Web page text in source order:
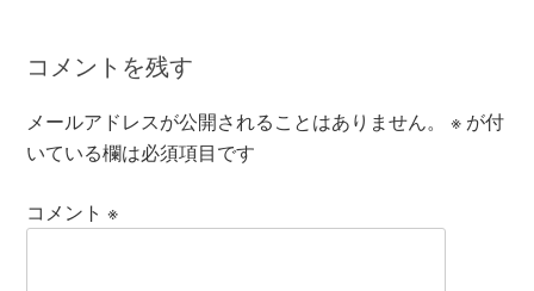
コメントを残す
メールアドレスが公開されることはありません。 ※ が付
いている欄は必須項目です
コメント※